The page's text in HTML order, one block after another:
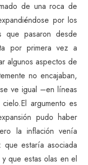
de una roca de
por los
que pasaron desde
por primera vez a
algunos aspectos de
no encajaban,
ve igual –en líneas
argumento es
pudo haber
la inflación venía
estaría asociada
que estas olas en el